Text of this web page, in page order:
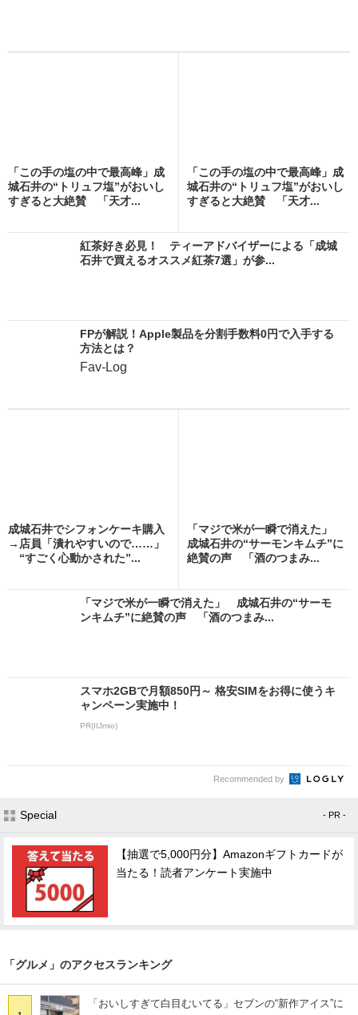
「この手の塩の中で最高峰」成
城石井の“トリュフ塩”がおいし
すぎると大絶賛 「天才...
「この手の塩の中で最高峰」成
城石井の“トリュフ塩”がおいし
すぎると大絶賛 「天才...
紅茶好き必見！ ティーアドバイザーによる「成城
石井で買えるオススメ紅茶7選」が参...
FPが解説！Apple製品を分割手数料0円で入手する
方法とは？
Fav-Log
成城石井でシフォンケーキ購入
→店員「潰れやすいので……」
“すごく心動かされた”...
「マジで米が一瞬で消えた」
成城石井の“サーモンキムチ”に
絶賛の声 「酒のつまみ...
「マジで米が一瞬で消えた」 成城石井の“サーモ
ンキムチ”に絶賛の声 「酒のつまみ...
スマホ2GBで月額850円～ 格安SIMをお得に使うキ
ャンペーン実施中！
PR(IIJmio)
Recommended by
Special - PR -
【抽選で5,000円分】Amazonギフトカードが
当たる！読者アンケート実施中
「グルメ」のアクセスランキング
「おいしすぎて白目むいてる」セブンの“新作アイス”に